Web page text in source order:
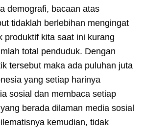
demografi, bacaan atas
tidaklah berlebihan mengingat
produktif kita saat ini kurang
total penduduk. Dengan
tersebut maka ada puluhan juta
yang setiap harinya
sosial dan membaca setiap
berada dilaman media sosial
kemudian, tidak